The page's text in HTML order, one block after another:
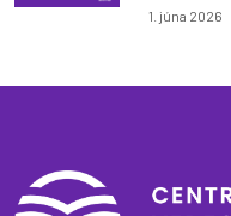
1. júna 2026